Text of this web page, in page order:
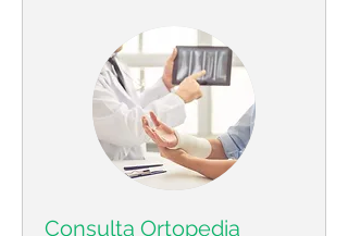
Consulta Ortopedia